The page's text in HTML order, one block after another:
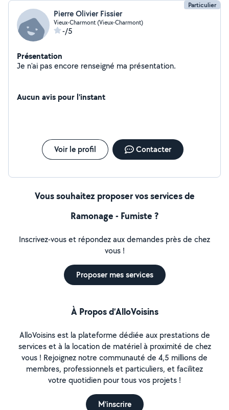
Particulier
Pierre Olivier Fissier
Vieux-Charmont (Vieux-Charmont)
-/5
Présentation
Je n'ai pas encore renseigné ma présentation.
Aucun avis pour l'instant
Voir le profil Contacter
Vous souhaitez proposer vos services de
Ramonage - Fumiste ?
Inscrivez-vous et répondez aux demandes près de chez
vous !
Proposer mes services
À Propos d’AlloVoisins
AlloVoisins est la plateforme dédiée aux prestations de
services et à la location de matériel à proximité de chez
vous ! Rejoignez notre communauté de 4,5 millions de
membres, professionnels et particuliers, et facilitez
votre quotidien pour tous vos projets !
M'inscrire